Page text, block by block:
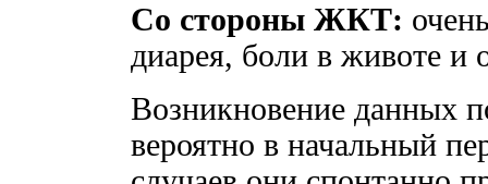
Со стороны ЖКТ:
диарея, боли в животе и
Возникновение данных
вероятно в начальный